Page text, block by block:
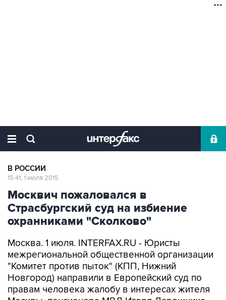
В РОССИИ
15:41, 1 июля 2015
Москвич пожаловался в
Страсбургский суд на избиение
охранниками "Сколково"
Москва. 1 июля. INTERFAX.RU - Юристы
межрегиональной общественной организации
"Комитет против пыток" (КПП, Нижний
Новгород) направили в Европейский суд по
правам человека жалобу в интересах жителя